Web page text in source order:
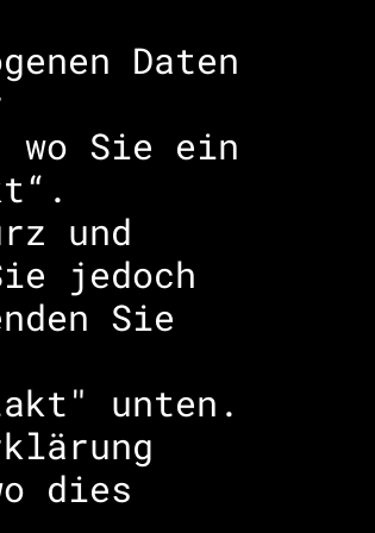
Daten
wo Sie ein
und
jedoch
Sie
unten.
dies